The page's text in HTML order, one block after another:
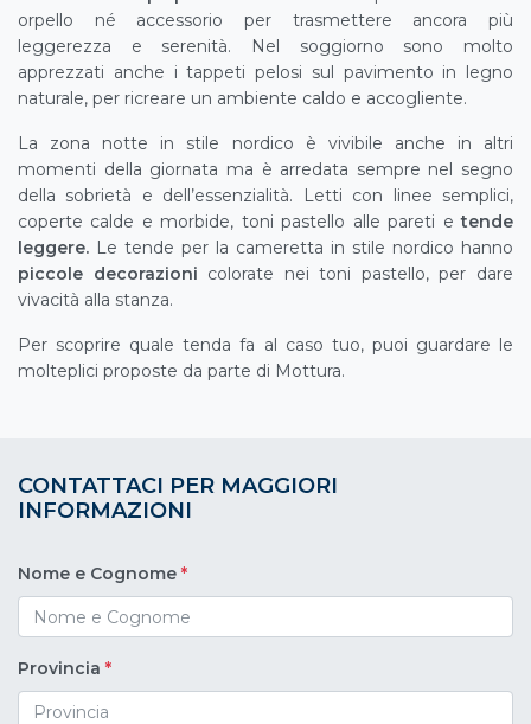
orpello né accessorio per trasmettere ancora più
leggerezza e serenità. Nel soggiorno sono molto
apprezzati anche i tappeti pelosi sul pavimento in legno
naturale, per ricreare un ambiente caldo e accogliente.
La zona notte in stile nordico è vivibile anche in altri
momenti della giornata ma è arredata sempre nel segno
della sobrietà e dell’essenzialità. Letti con linee semplici,
coperte calde e morbide, toni pastello alle pareti etende
leggere. Le tende per la cameretta in stile nordico hanno
piccole decorazioni colorate nei toni pastello, per dare
vivacità alla stanza.
Per scoprire quale tenda fa al caso tuo, puoi guardare le
molteplici proposte da parte di Mottura.
CONTATTACI PER MAGGIORI
INFORMAZIONI
Nome e Cognome *
Provincia *